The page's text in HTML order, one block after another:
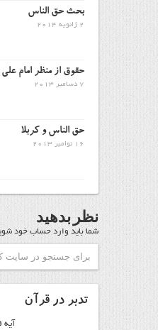
بحث حق الناس
2 ژانویه 2014
حقوق از منظر امام
7 دسامبر 2013
حق الناس و كربلا
16 نوامبر 2013
نظر بدهید
شما باید وارد حساب خود
تدبر در قرآن
آیه